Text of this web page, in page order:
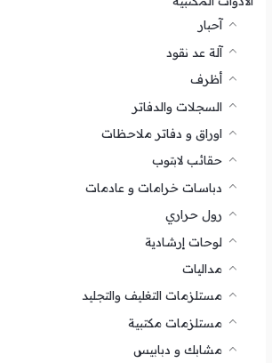
آحبار
آلة عد نقود
أظرف
السجلات والدفاتر
اوراق و دفاتر ملاحظات
حقائب لابتوب
دباسات خرامات و عادمات
رول حراري
لوحات إرشادية
مداليات
مستلزمات التغليف والتجليد
مستلزمات مكتبية
مشابك و دبابيس